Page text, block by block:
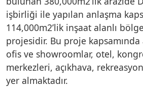
işbirliği ile yapılan anlaşma
114,000m2’lik inşaat alanlı
projesidir. Bu proje kapsamında
ofis ve showroomlar, otel,
merkezleri, açıkhava,
yer almaktadır.